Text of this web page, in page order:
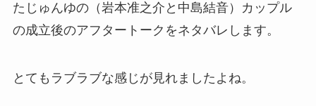
たじゅんゆの（岩本准之介と中島結音）カップル
の成立後のアフタートークをネタバレします。
とてもラブラブな感じが見れましたよね。